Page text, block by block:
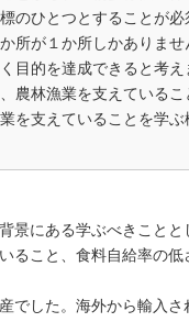
のひとつとすることが
所が１か所しかありま
目的を達成できると考
農林漁業を支えている
を支えていることを学ぶ
景にある学ぶべきこと
ること、食料自給率の
でした。海外から輸入